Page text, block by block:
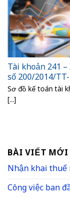
Tài khoản 241
số 200/2014/
Sơ đồ kế toán tài
[...]
BÀI VIẾT MỚI
Nhận khai thuế
Công việc ban